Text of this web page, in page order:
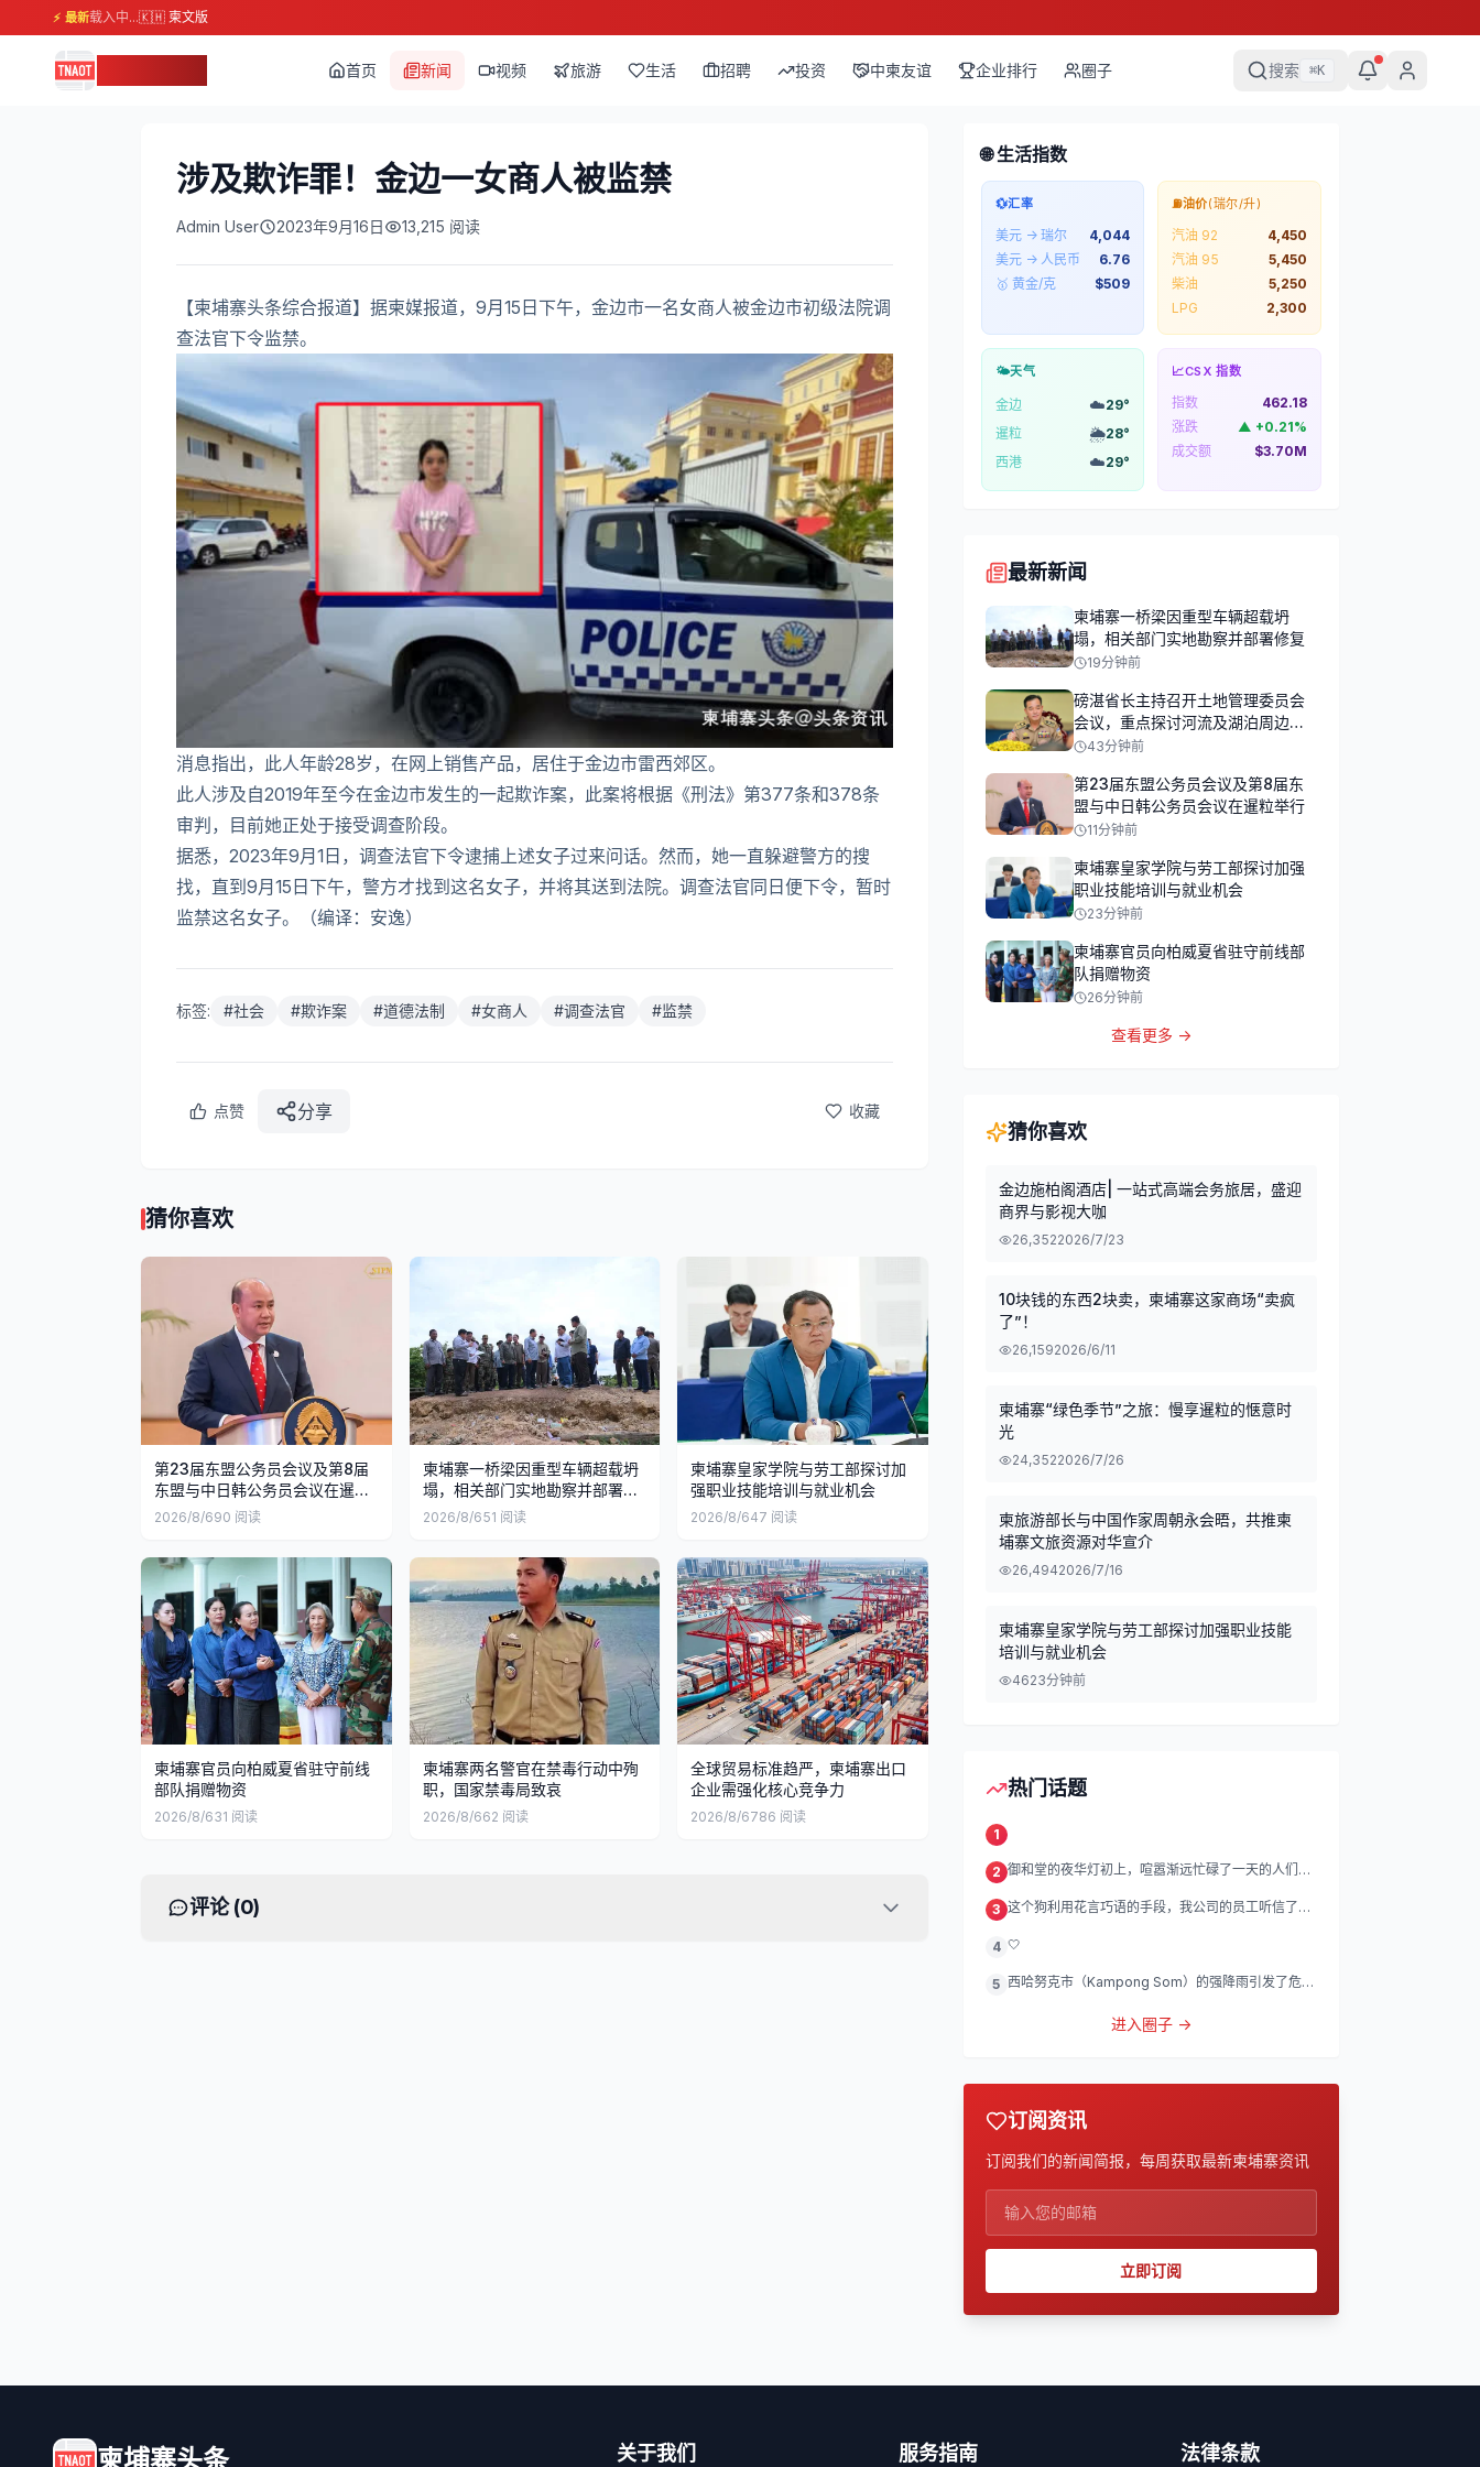
⚡ 最新载入中...🇰🇭 柬文版
首页 新闻 视频 旅游 生活 招聘 投资 中柬友谊 企业排行 圈子 搜索 ⌘K
涉及欺诈罪！金边一女商人被监禁
Admin User 2023年9月16日 13,215 阅读
【柬埔寨头条综合报道】据柬媒报道，9月15日下午，金边市一名女商人被金边市初级法院调
查法官下令监禁。
消息指出，此人年龄28岁，在网上销售产品，居住于金边市雷西郊区。
此人涉及自2019年至今在金边市发生的一起欺诈案，此案将根据《刑法》第377条和378条
审判，目前她正处于接受调查阶段。
据悉，2023年9月1日，调查法官下令逮捕上述女子过来问话。然而，她一直躲避警方的搜
找，直到9月15日下午，警方才找到这名女子，并将其送到法院。调查法官同日便下令，暂时
监禁这名女子。（编译：安逸）
标签: #社会 #欺诈案 #道德法制 #女商人 #调查法官 #监禁
点赞 分享 收藏
猜你喜欢
第23届东盟公务员会议及第8届
东盟与中日韩公务员会议在暹粒
举行
2026/8/690 阅读
柬埔寨一桥梁因重型车辆超载坍
塌，相关部门实地勘察并部署修
复
2026/8/651 阅读
柬埔寨皇家学院与劳工部探讨加
强职业技能培训与就业机会
2026/8/647 阅读
柬埔寨官员向柏威夏省驻守前线
部队捐赠物资
2026/8/631 阅读
柬埔寨两名警官在禁毒行动中殉
职，国家禁毒局致哀
2026/8/662 阅读
全球贸易标准趋严，柬埔寨出口
企业需强化核心竞争力
2026/8/6786 阅读
评论 (0)
🌐 生活指数
💱汇率
美元 → 瑞尔
4,044
美元 → 人民币
6.76
🥇 黄金/克
$509
⛽油价(瑞尔/升)
汽油 92
4,450
汽油 95
5,450
柴油
5,250
LPG
2,300
🌤️天气
金边 ☁️29°
暹粒
🌦️28°
西港
☁️29°
📈CSX 指数
指数
462.18
涨跌
▲ +0.21%
成交额
$3.70M
最新新闻
柬埔寨一桥梁因重型车辆超载坍
塌，相关部门实地勘察并部署修复
19分钟前
磅湛省长主持召开土地管理委员会
会议，重点探讨河流及湖泊周边土
地占用问题
43分钟前
第23届东盟公务员会议及第8届东
盟与中日韩公务员会议在暹粒举行
11分钟前
柬埔寨皇家学院与劳工部探讨加强
职业技能培训与就业机会
23分钟前
柬埔寨官员向柏威夏省驻守前线部
队捐赠物资
26分钟前
查看更多 →
猜你喜欢
金边施柏阁酒店| 一站式高端会务旅居，盛迎
商界与影视大咖
26,3522026/7/23
10块钱的东西2块卖，柬埔寨这家商场“卖疯
了”！
26,1592026/6/11
柬埔寨“绿色季节”之旅：慢享暹粒的惬意时
光
24,3522026/7/26
柬旅游部长与中国作家周朝永会晤，共推柬
埔寨文旅资源对华宣介
26,4942026/7/16
柬埔寨皇家学院与劳工部探讨加强职业技能
培训与就业机会
4623分钟前
热门话题
1
2 御和堂的夜华灯初上，喧嚣渐远忙碌了一天的人们渐
3 这个狗利用花言巧语的手段，我公司的员工听信了他
4 🤍
5 西哈努克市（Kampong Som）的强降雨引发了危险
进入圈子 →
订阅资讯
订阅我们的新闻简报，每周获取最新柬埔寨资讯
立即订阅
柬埔寨头条 关于我们 服务指南 法律条款